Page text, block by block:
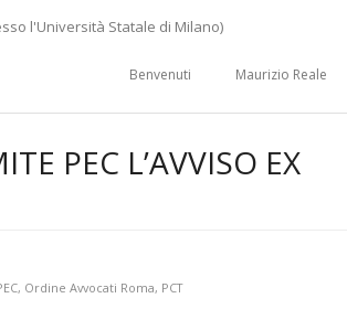
l'Università Statale di Milano)
Benvenuti Maurizio Reale
PEC L’AVVISO EX
, Ordine Avvocati Roma, PCT